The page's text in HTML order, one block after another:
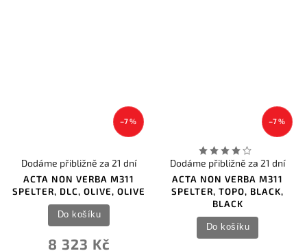
–7 %
ACTA NON VERBA M311
SPELTER, DLC, OLIVE, OLIVE
Dodáme přibližně za 21 dní
8 323 Kč
Do košíku
–7 %
ACTA NON VERBA M311
SPELTER, TOPO, BLACK,
BLACK
Dodáme přibližně za 21 dní
Do košíku